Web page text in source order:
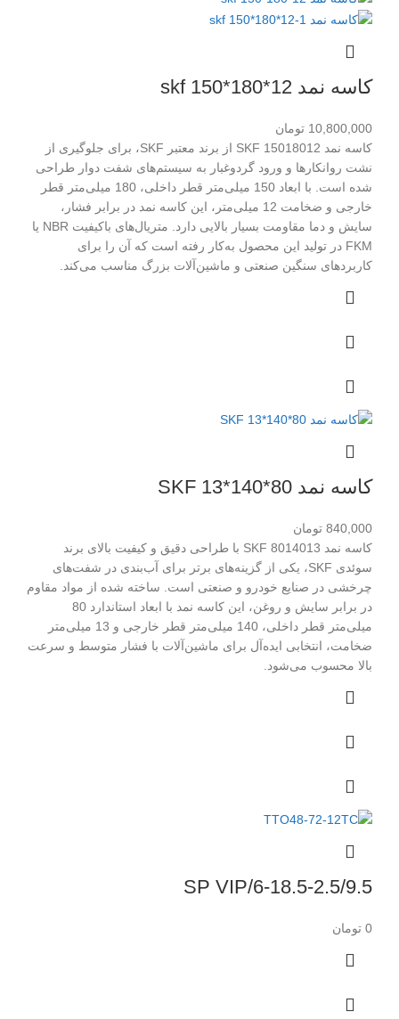
کاسه نمد skf 150*180*12
10,800,000 تومان
کاسه نمد SKF 15018012 از برند معتبر SKF، برای جلوگیری از
نشت روانکارها و ورود گردوغبار به سیستم‌های شفت دوار طراحی
شده است. با ابعاد 150 میلی‌متر قطر داخلی، 180 میلی‌متر قطر
خارجی و ضخامت 12 میلی‌متر، این کاسه نمد در برابر فشار،
سایش و دما مقاومت بسیار بالایی دارد. متریال‌های باکیفیت NBR یا
FKM در تولید این محصول به‌کار رفته است که آن را برای
کاربردهای سنگین صنعتی و ماشین‌آلات بزرگ مناسب می‌کند.
کاسه نمد 80*140*13 SKF
840,000 تومان
کاسه نمد 8014013 SKF با طراحی دقیق و کیفیت بالای برند
سوئدی SKF، یکی از گزینه‌های برتر برای آب‌بندی در شفت‌های
چرخشی در صنایع خودرو و صنعتی است. ساخته شده از مواد مقاوم
در برابر سایش و روغن، این کاسه نمد با ابعاد استاندارد 80
میلی‌متر قطر داخلی، 140 میلی‌متر قطر خارجی و 13 میلی‌متر
ضخامت، انتخابی ایده‌آل برای ماشین‌آلات با فشار متوسط و سرعت
بالا محسوب می‌شود.
6-18.5-2.5/9.5/SP VIP
0 تومان